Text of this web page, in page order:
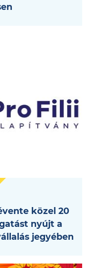
közel 20
nyújt a
jegyében